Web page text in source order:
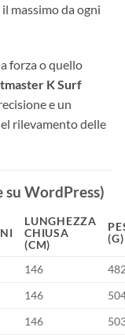
massimo da ogni
forza o quello
K Surf
e un
rilevamento delle
su WordPress)
LUNGHEZZA
CHIUSA
(CM)
(G)
146
146
146